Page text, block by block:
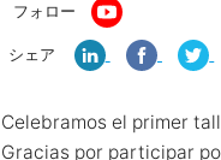
フォロー
シェア
Celebramos el primer
Gracias por participar